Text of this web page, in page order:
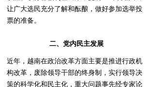
让广大选民充分了解和酝酿，做好参加选举投
票的准备。
二、党内民主发展
近年，越南在政治改革方面主要是推进行政机
构改革，废除领导干部的终身制，实行领导决
策的科学化和民主化，重大问题事先经专家论